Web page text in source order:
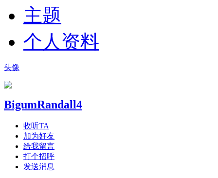
主题
个人资料
头像
BigumRandall4
收听TA
加为好友
给我留言
打个招呼
发送消息